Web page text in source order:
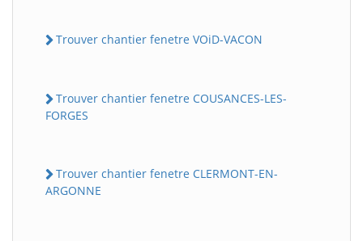
Trouver chantier fenetre VOiD-VACON
Trouver chantier fenetre COUSANCES-LES-
FORGES
Trouver chantier fenetre CLERMONT-EN-
ARGONNE